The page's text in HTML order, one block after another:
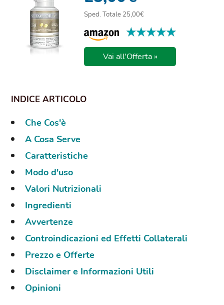
Sped. Totale 25,00€
★★★★★
★★★★★
Vai all'Offerta »
Che Cos'è
A Cosa Serve
Caratteristiche
Modo d'uso
Valori Nutrizionali
Ingredienti
Avvertenze
Controindicazioni ed Effetti Collaterali
Prezzo e Offerte
Disclaimer e Informazioni Utili
Opinioni